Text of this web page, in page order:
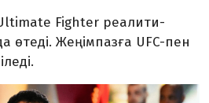
Fighter реалити-
Жеңімпазға UFC-пен